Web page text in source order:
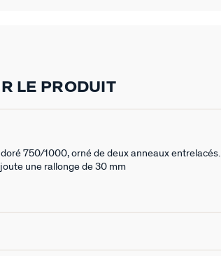
LE PRODUIT
750/1000, orné de deux anneaux entrelacés.
une rallonge de 30 mm